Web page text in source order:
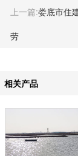
上一篇:娄底市住
劳
相关产品